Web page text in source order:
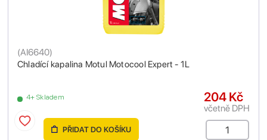
Chladící kapalina Motul Motocool Expert - 1L
(AI6640)
4+ Skladem 204 Kč
včetně DPH
PŘIDAT DO KOŠÍKU